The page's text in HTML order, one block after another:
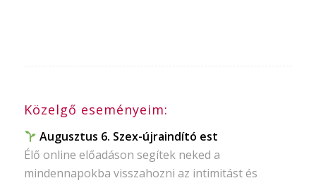
Közelgő eseményeim:
Augusztus 6. Szex-újraindító est
Élő online előadáson segítek neked a
mindennapokba visszahozni az intimitást és